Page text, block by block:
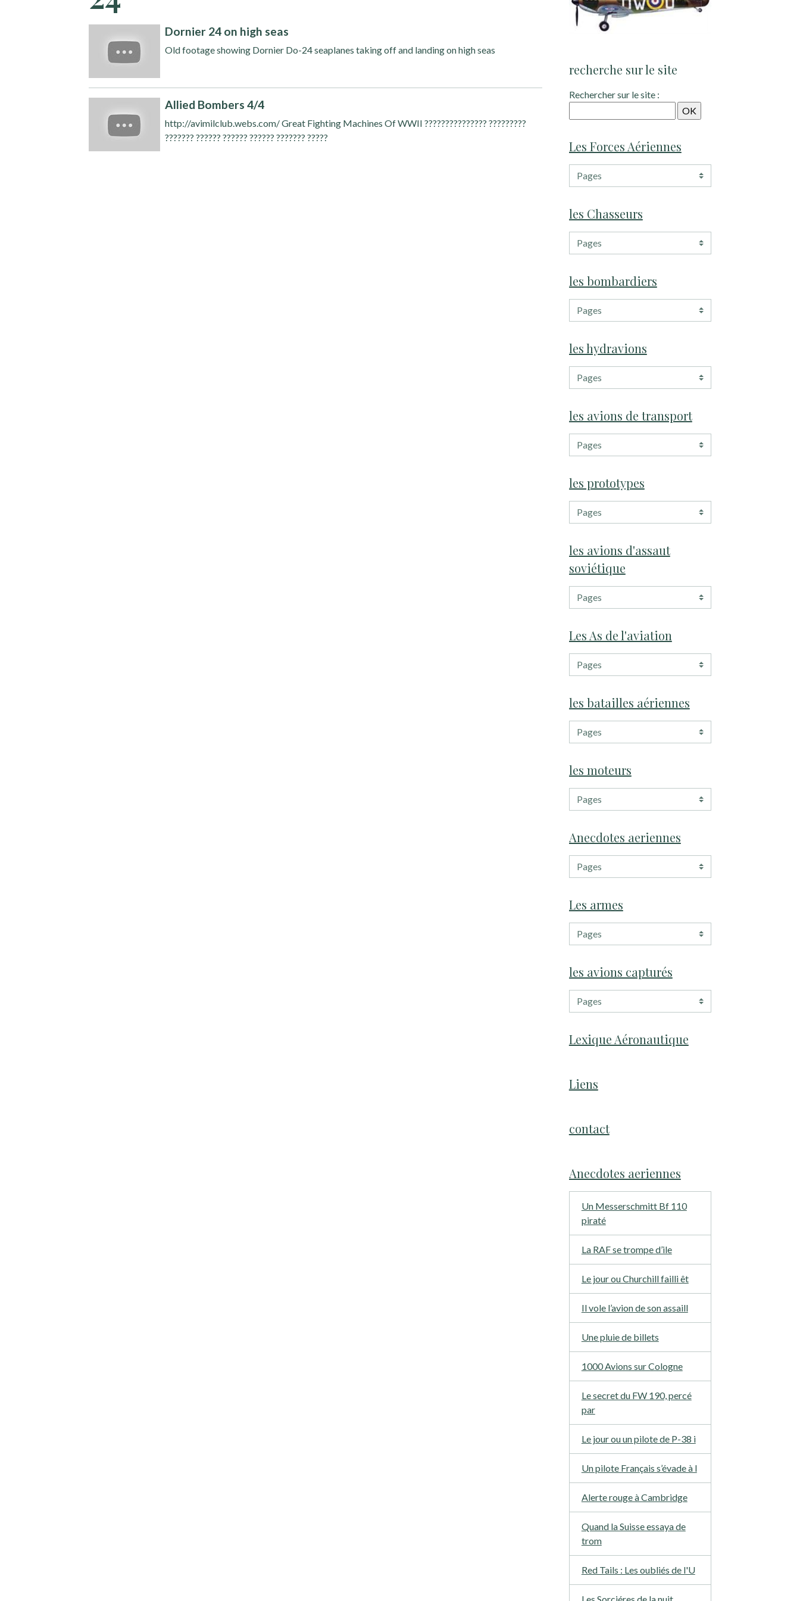
Dornier 24 on high seas
Old footage showing Dornier Do-24 seaplanes taking off and landing on high seas
Allied Bombers 4/4
http://avimilclub.webs.com/ Great Fighting Machines Of WWII ??????????????? ?????????
??????? ?????? ?????? ?????? ??????? ?????
recherche sur le site
Rechercher sur le site :
Les Forces Aériennes
les Chasseurs
les bombardiers
les hydravions
les avions de transport
les prototypes
les avions d'assaut
soviétique
Les As de l'aviation
les batailles aériennes
les moteurs
Anecdotes aeriennes
Les armes
les avions capturés
Lexique Aéronautique
Liens
contact
Anecdotes aeriennes
Un Messerschmitt Bf 110
piraté
La RAF se trompe d’ile
Le jour ou Churchill failli êt
Il vole l’avion de son assaill
Une pluie de billets
1000 Avions sur Cologne
Le secret du FW 190, percé
par
Le jour ou un pilote de P-38 i
Un pilote Français s’évade à l
Alerte rouge à Cambridge
Quand la Suisse essaya de
trom
Red Tails : Les oubliés de l'U